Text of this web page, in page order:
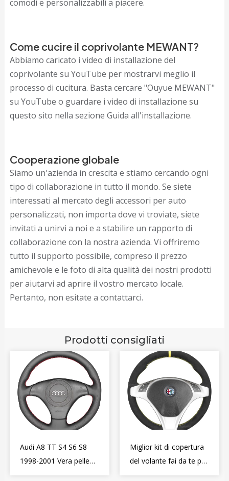
comodi e personalizzabili a piacere.
Come cucire il coprivolante MEWANT?
Abbiamo caricato i video di installazione del
coprivolante su YouTube per mostrarvi meglio il
processo di cucitura. Basta cercare "Ouyue MEWANT"
su YouTube o guardare i video di installazione su
questo sito nella sezione Guida all'installazione.
Cooperazione globale
Siamo un'azienda in crescita e stiamo cercando ogni
tipo di collaborazione in tutto il mondo. Se siete
interessati al mercato degli accessori per auto
personalizzati, non importa dove vi troviate, siete
invitati a unirvi a noi e a stabilire un rapporto di
collaborazione con la nostra azienda. Vi offriremo
tutto il supporto possibile, compreso il prezzo
amichevole e le foto di alta qualità dei nostri prodotti
per aiutarvi ad aprire il vostro mercato locale.
Pertanto, non esitate a contattarci.
Prodotti consigliati
Audi A8 TT S4 S6 S8
1998-2001 Vera pelle
Miglior kit di copertura
del volante fai da te per